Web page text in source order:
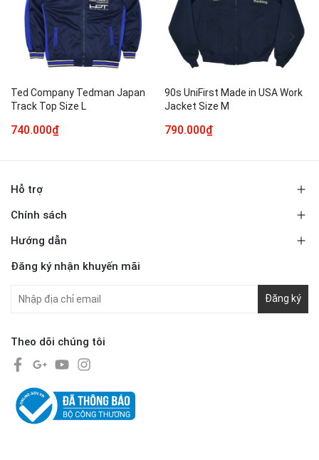
Ted Company Tedman Japan
Track Top Size L
740.000₫
90s UniFirst Made in USA Work
Jacket Size M
790.000₫
Hỗ trợ
Chính sách
Hướng dẫn
Đăng ký nhận khuyến mãi
Đăng ký
Theo dõi chúng tôi